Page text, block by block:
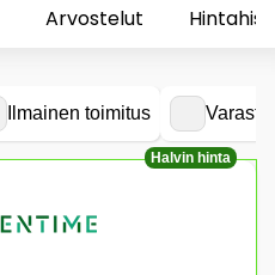
Arvostelut
Ilmainen toimitus
Halvin hinta